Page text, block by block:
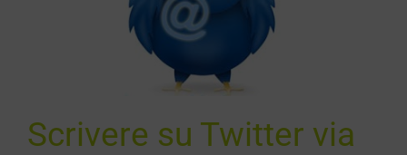
Scrivere su Twitter via